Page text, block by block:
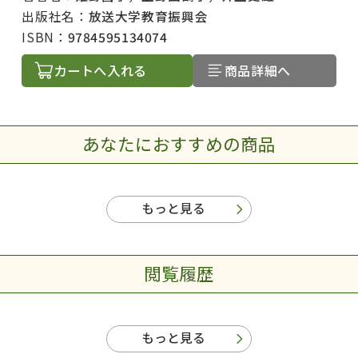
出版社名： 放送大学教育振興会
ISBN： 9784595134074
カートへ入れる 商品詳細へ
あなたにおすすめの商品
もっと見る
閲覧履歴
もっと見る